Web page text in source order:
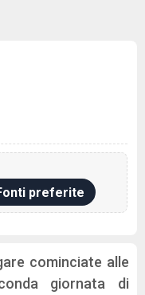
preferite
cominciate alle
giornata di